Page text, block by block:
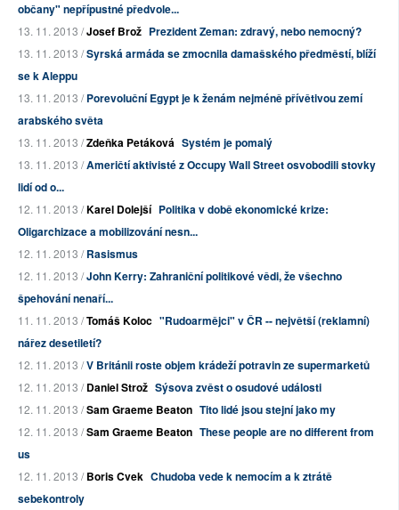
občany" nepřípustné předvole...
13. 11. 2013 /Josef Brož Prezident Zeman: zdravý, nebo nemocný?
13. 11. 2013 /Syrská armáda se zmocnila damašského předměstí, blíží
se k Aleppu
13. 11. 2013 /Porevoluční Egypt je k ženám nejméně přívětivou zemí
arabského světa
13. 11. 2013 /Zdeňka Petáková Systém je pomalý
13. 11. 2013 /Američtí aktivisté z Occupy Wall Street osvobodili stovky
lidí od o...
12. 11. 2013 /Karel Dolejší Politika v době ekonomické krize:
Oligarchizace a mobilizování nesn...
12. 11. 2013 /Rasismus
12. 11. 2013 /John Kerry: Zahraniční politikové vědi, že všechno
špehování nenaří...
11. 11. 2013 /Tomáš Koloc "Rudoarmějci" v ČR -- největší (reklamní)
nářez desetiletí?
12. 11. 2013 /V Británii roste objem krádeží potravin ze supermarketů
12. 11. 2013 /Daniel Strož Sýsova zvěst o osudové události
12. 11. 2013 /Sam Graeme Beaton Tito lidé jsou stejní jako my
12. 11. 2013 /Sam Graeme Beaton These people are no different from
us
12. 11. 2013 /Boris Cvek Chudoba vede k nemocím a k ztrátě
sebekontroly